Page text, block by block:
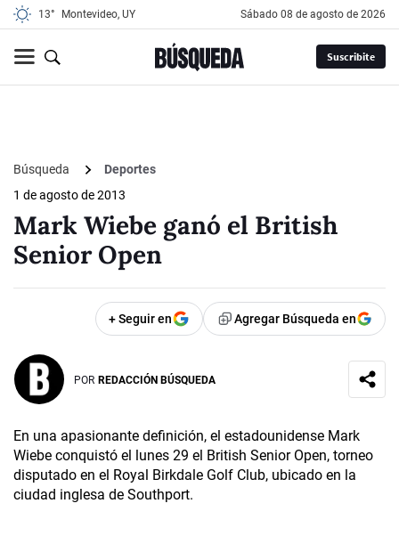
13° Montevideo, UY sábado 08 de agosto de 2026
Suscribite
Búsqueda
Deportes
1 de agosto de 2013
Mark Wiebe ganó el British
Senior Open
+ Seguir en Agregar Búsqueda en
POR REDACCIÓN BÚSQUEDA
En una apasionante definición, el estadounidense Mark
Wiebe conquistó el lunes 29 el British Senior Open, torneo
disputado en el Royal Birkdale Golf Club, ubicado en la
ciudad inglesa de Southport.